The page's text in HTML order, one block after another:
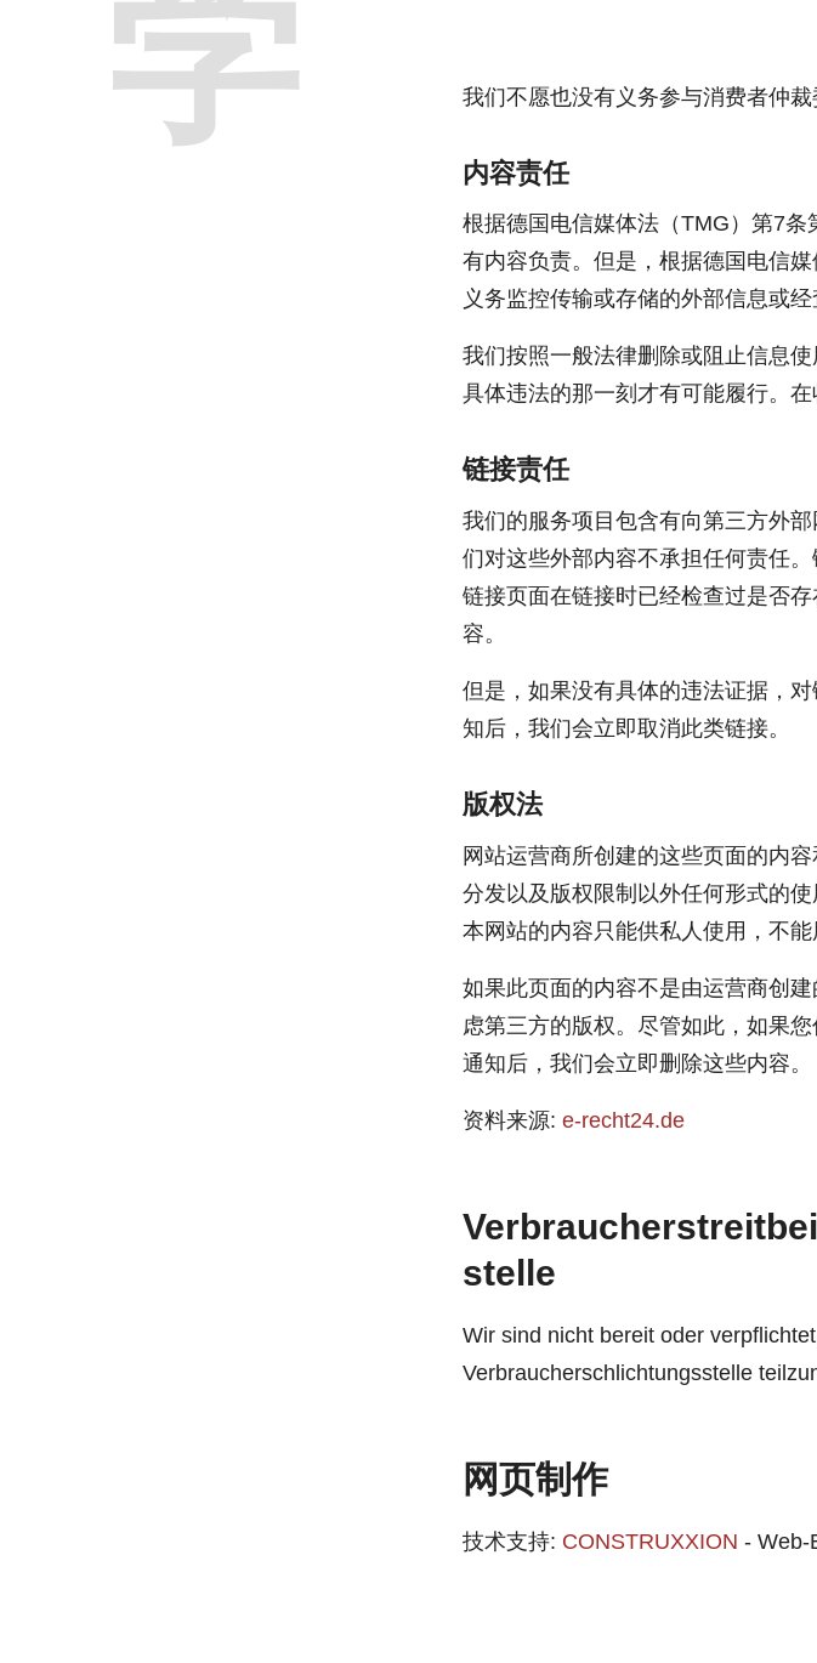
学
我们不愿也没有义务参与消费者仲裁
内容责任
根据德国电信媒体法（TMG）第7
有内容负责。但是，根据德国电信
义务监控传输或存储的外部信息或经
我们按照一般法律删除或阻止信息
具体违法的那一刻才有可能履行。
链接责任
我们的服务项目包含有向第三方外
们对这些外部内容不承担任何责任
链接页面在链接时已经检查过是否
容。
但是，如果没有具体的违法证据，
知后，我们会立即取消此类链接。
版权法
网站运营商所创建的这些页面的内
分发以及版权限制以外任何形式的
本网站的内容只能供私人使用，不能
如果此页面的内容不是由运营商创
虑第三方的版权。尽管如此，如果
通知后，我们会立即删除这些内容。
资料来源: e-recht24.de
stelle
Wir sind nicht bereit oder
Verbraucherschlichtungsstelle
网页制作
技术支持: CONSTRUXXION - Web-